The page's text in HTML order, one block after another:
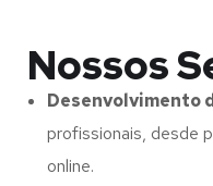
Nossos
Desenvolvimento
profissionais, desde
online.